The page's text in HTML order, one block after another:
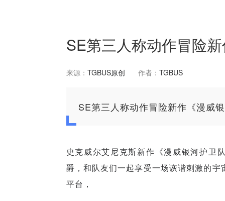
SE第三人称动作冒险
来源： TGBUS原创 作者： TGBUS
SE第三人称动作冒险新作《漫威
史克威尔艾尼克斯新作《漫威银河护卫
爵，和队友们一起享受一场诙谐刺激的
平台，